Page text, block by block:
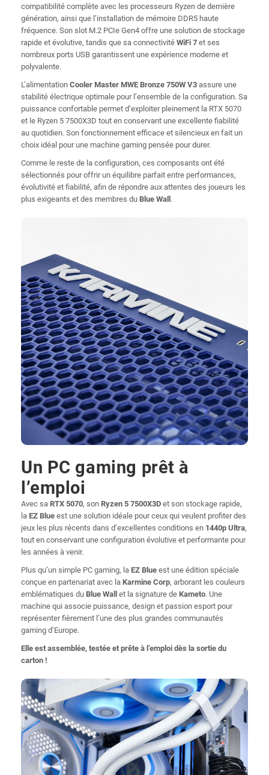
compatibilité complète avec les processeurs Ryzen de dernière
génération, ainsi que l’installation de mémoire DDR5 haute
fréquence. Son slot M.2 PCIe Gen4 offre une solution de stockage
rapide et évolutive, tandis que sa connectivité WiFi 7 et ses
nombreux ports USB garantissent une expérience moderne et
polyvalente.
L’alimentation Cooler Master MWE Bronze 750W V3 assure une
stabilité électrique optimale pour l’ensemble de la configuration. Sa
puissance confortable permet d’exploiter pleinement la RTX 5070
et le Ryzen 5 7500X3D tout en conservant une excellente fiabilité
au quotidien. Son fonctionnement efficace et silencieux en fait un
choix idéal pour une machine gaming pensée pour durer.
Comme le reste de la configuration, ces composants ont été
sélectionnés pour offrir un équilibre parfait entre performances,
évolutivité et fiabilité, afin de répondre aux attentes des joueurs les
plus exigeants et des membres du Blue Wall .
Un PC gaming prêt à
l’emploi
Avec sa RTX 5070, son Ryzen 5 7500X3D et son stockage rapide,
la EZ Blue est une solution idéale pour ceux qui veulent profiter des
jeux les plus récents dans d’excellentes conditions en 1440p Ultra,
tout en conservant une configuration évolutive et performante pour
les années à venir.
Plus qu’un simple PC gaming, la EZ Blue est une édition spéciale
conçue en partenariat avec la Karmine Corp, arborant les couleurs
emblématiques du Blue Wall et la signature de Kameto. Une
machine qui associe puissance, design et passion esport pour
représenter fièrement l’une des plus grandes communautés
gaming d’Europe.
Elle est assemblée, testée et prête à l’emploi dès la sortie du
carton !